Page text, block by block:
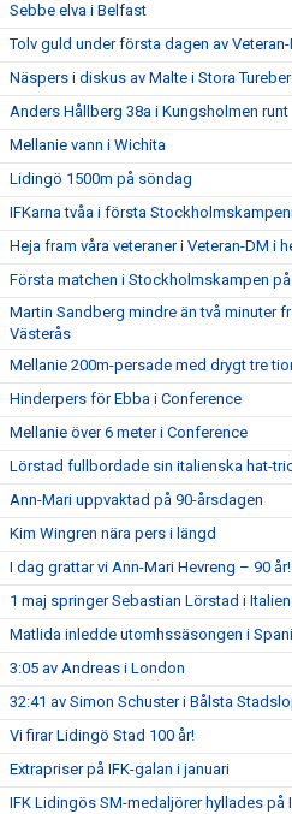
Sebbe elva i Belfast
Tolv guld under första dagen av Veteran-
Näspers i diskus av Malte i Stora
Anders Hållberg 38a i Kungsholmen runt
Mellanie vann i Wichita
Lidingö 1500m på söndag
IFKarna tvåa i första
Heja fram våra veteraner i Veteran-DM i
Första matchen i Stockholmskampen
Martin Sandberg mindre än två minuter
Västerås
Mellanie 200m-persade med drygt tre
Hinderpers för Ebba i Conference
Mellanie över 6 meter i Conference
Lörstad fullbordade sin italienska hat-
Ann-Mari uppvaktad på 90-årsdagen
Kim Wingren nära pers i längd
I dag grattar vi Ann-Mari Hevreng – 90 år!
1 maj springer Sebastian Lörstad i Italien
Matlida inledde utomhssäsongen i
3:05 av Andreas i London
32:41 av Simon Schuster i Bålsta
Vi firar Lidingö Stad 100 år!
Extrapriser på IFK-galan i januari
IFK Lidingös SM-medaljörer hyllades på